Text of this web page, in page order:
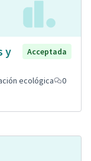
y
Acceptada
ecológica
0